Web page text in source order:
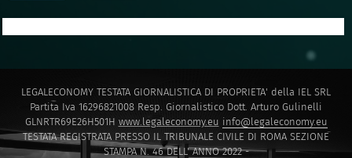
LEGALECONOMY TESTATA GIORNALISTICA DI PROPRIETA' della IEL SRL
Partita Iva 16296821008 Resp. Giornalistico Dott. Arturo Gulinelli
GLNRTR69E26H501H www.legaleconomy.eu info@legaleconomy.eu
TESTATA REGISTRATA PRESSO IL TRIBUNALE CIVILE DI ROMA SEZIONE
STAMPA N. 46 DELL' ANNO 2022 -